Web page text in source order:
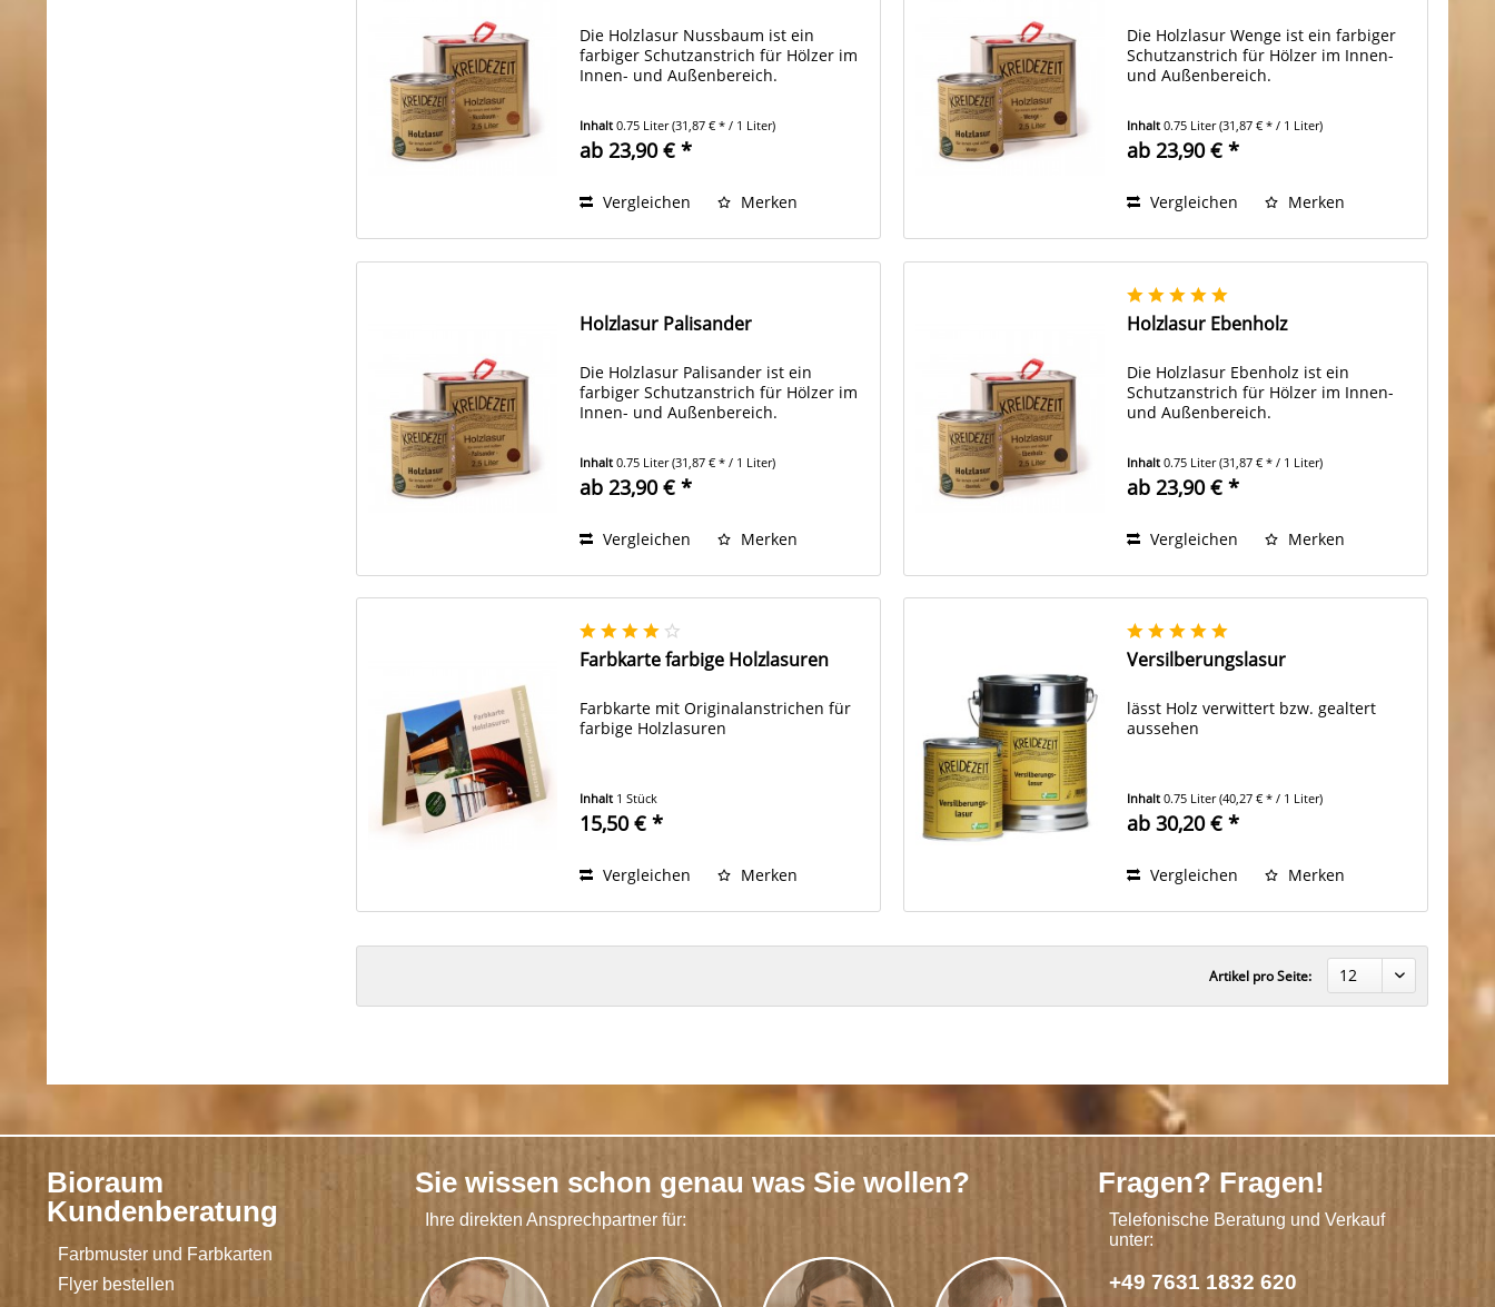
Die Holzlasur Nussbaum ist ein
farbiger Schutzanstrich für Hölzer im
Innen- und Außenbereich.
Inhalt0.75 Liter(31,87 € * / 1 Liter)
ab 23,90 € *
Vergleichen Merken
Die Holzlasur Wenge ist ein farbiger
Schutzanstrich für Hölzer im Innen-
und Außenbereich.
Inhalt0.75 Liter(31,87 € * / 1 Liter)
ab 23,90 € *
Vergleichen Merken
Holzlasur Palisander
Die Holzlasur Palisander ist ein
farbiger Schutzanstrich für Hölzer im
Innen- und Außenbereich.
Inhalt0.75 Liter(31,87 € * / 1 Liter)
ab 23,90 € *
Vergleichen Merken
Holzlasur Ebenholz
Die Holzlasur Ebenholz ist ein
Schutzanstrich für Hölzer im Innen-
und Außenbereich.
Inhalt0.75 Liter(31,87 € * / 1 Liter)
ab 23,90 € *
Vergleichen Merken
Farbkarte farbige Holzlasuren
Farbkarte mit Originalanstrichen für
farbige Holzlasuren
Inhalt 1 Stück
15,50 € *
Vergleichen Merken
Versilberungslasur
lässt Holz verwittert bzw. gealtert
aussehen
Inhalt0.75 Liter(40,27 € * / 1 Liter)
ab 30,20 € *
Vergleichen Merken
Artikel pro Seite:
Bioraum
Kundenberatung
Farbmuster und Farbkarten
Flyer bestellen
Sie wissen schon genau was Sie wollen?
Ihre direkten Ansprechpartner für:
Fragen? Fragen!
Telefonische Beratung und Verkauf
unter:
+49 7631 1832 620